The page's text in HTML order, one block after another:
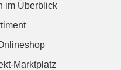
im Überblick
Marktplatz